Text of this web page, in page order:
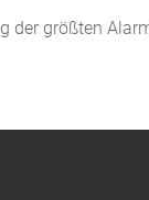
der größten